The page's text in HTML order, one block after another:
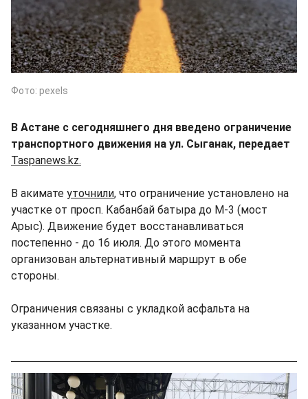
Фото: pexels
В Астане с сегодняшнего дня введено ограничение
транспортного движения на ул. Сыганак, передает
Taspanews.kz.
В акимате уточнили, что ограничение установлено на
участке от просп. Кабанбай батыра до М-3 (мост
Арыс). Движение будет восстанавливаться
постепенно - до 16 июля. До этого момента
организован альтернативный маршрут в обе
стороны.
Ограничения связаны с укладкой асфальта на
указанном участке.